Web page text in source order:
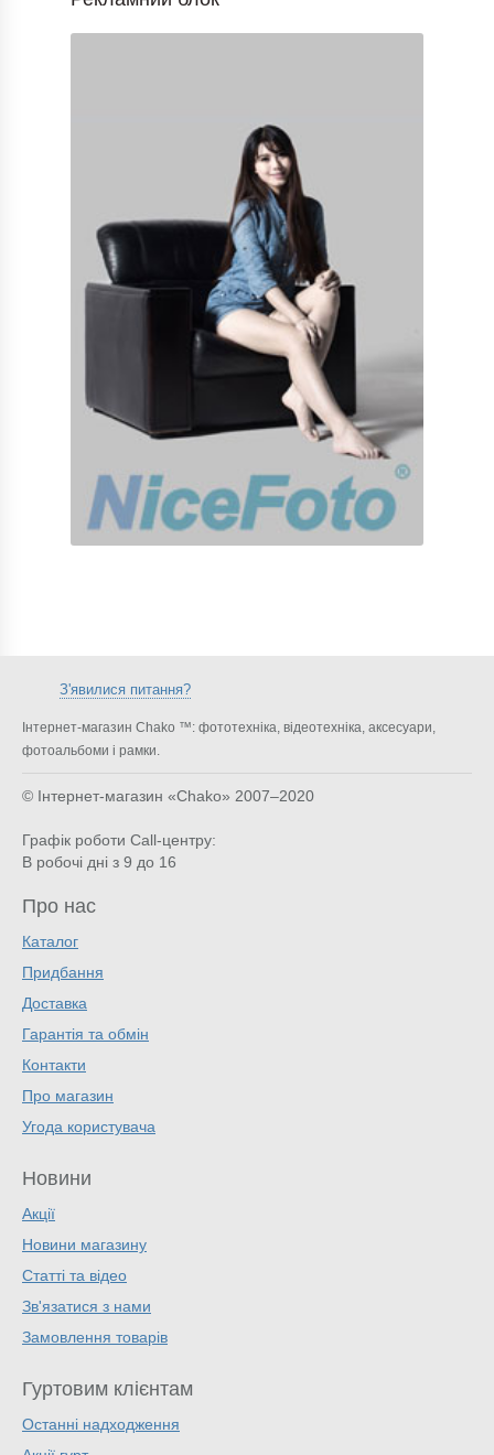
З'явилися питання?
Інтернет-магазин Chako ™: фототехніка, відеотехніка, аксесуари,
фотоальбоми і рамки.
© Інтернет-магазин «Chako» 2007–2020
Графік роботи Call-центру:
В робочі дні з 9 до 16
Про нас
Каталог
Придбання
Доставка
Гарантія та обмін
Контакти
Про магазин
Угода користувача
Новини
Акції
Новини магазину
Статті та відео
Зв'язатися з нами
Замовлення товарів
Гуртовим клієнтам
Останні надходження